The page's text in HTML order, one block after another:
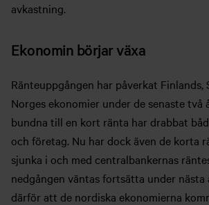
avkastning.
Ekonomin börjar växa
Ränteuppgången har påverkat Finlands,
Norges ekonomier under de senaste två
bundna till en kort ränta har drabbat
och företag. Nu har dock även de korta
sjunka i och med centralbankernas
nedgången väntas fortsätta under nästa
därför att de nordiska ekonomierna